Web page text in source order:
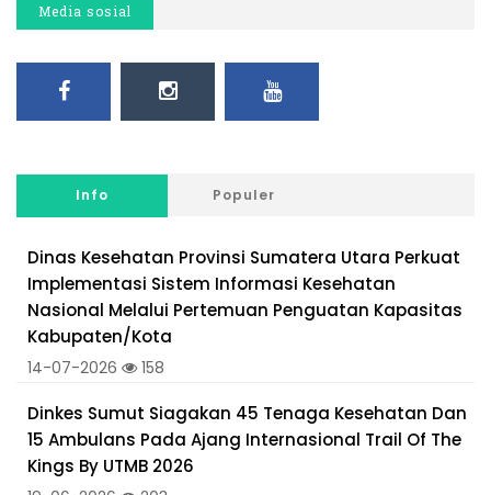
Media sosial
Info Populer
Dinas Kesehatan Provinsi Sumatera Utara Perkuat
Implementasi Sistem Informasi Kesehatan
Nasional Melalui Pertemuan Penguatan Kapasitas
Kabupaten/Kota
14-07-2026 158
Dinkes Sumut Siagakan 45 Tenaga Kesehatan Dan
15 Ambulans Pada Ajang Internasional Trail Of The
Kings By UTMB 2026